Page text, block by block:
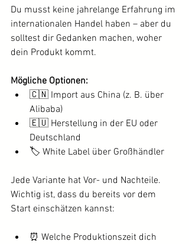
Du musst keine jahrelange Erfahrung im
internationalen Handel haben – aber du
solltest dir Gedanken machen, woher
dein Produkt kommt.
Mögliche Optionen:
🇨🇳 Import aus China (z. B. über
Alibaba)
🇪🇺 Herstellung in der EU oder
Deutschland
🏷️ White Label über Großhändler
Jede Variante hat Vor- und Nachteile.
Wichtig ist, dass du bereits vor dem
Start einschätzen kannst:
⏰ Welche Produktionszeit dich